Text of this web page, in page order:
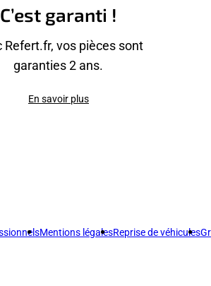
C’est garanti !
Refert.fr, vos pièces sont
garanties 2 ans.
En savoir plus
Mentions légalesReprise de véhicules